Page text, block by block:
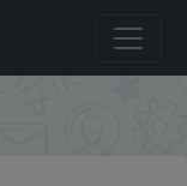
UDD780B,